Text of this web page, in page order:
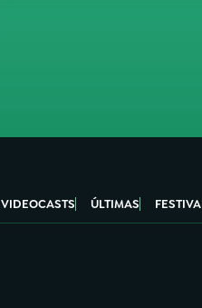
VIDEOCASTS ÚLTIMAS